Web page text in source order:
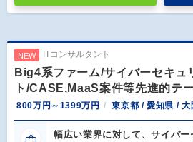
NEW ITコンサルタント
Big4系ファーム/サイバーセキュ
ト/CASE,MaaS案件等先進的テ
800万円～1399万円 東京都 / 愛知県 / 大
幅広い業界に対して、サイバー